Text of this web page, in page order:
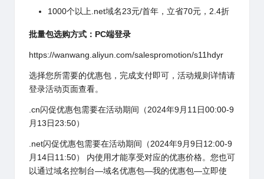
1000个以上.net域名23元/首年，立省70元，2.4折
批量包选购方式：PC端登录
https://wanwang.aliyun.com/salespromotion/s11hdyr
选择您所需要的优惠包，完成支付即可，活动规则详情请
登录活动页面查看。
.cn闪促优惠包需要在活动期间（2024年9月11日00:00-9
月13日23:50）
.net闪促优惠包需要在活动期间（2024年9月9日12:00-9
月14日11:50） 内使用才能享受对应的优惠价格。您也可
以通过域名控制台—域名优惠包—我的优惠包—立即使